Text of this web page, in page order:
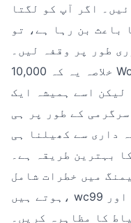
اگر آپ کو لگتا
باعث بن رہا ہے، تو
طور پر وقفہ لیں۔
خلاصہ یہ کہ 10,000 Wolves 10K Ways ایک دلچسپ
لیکن اسے ہمیشہ ایک
داری سے کھیلنا ہی
بہترین طریقہ ہے۔
میں خطرات شامل
ہوتے ہیں، wc99 لہذا ہمیشہ سمجھداری اور
کا مظاہرہ کریں۔